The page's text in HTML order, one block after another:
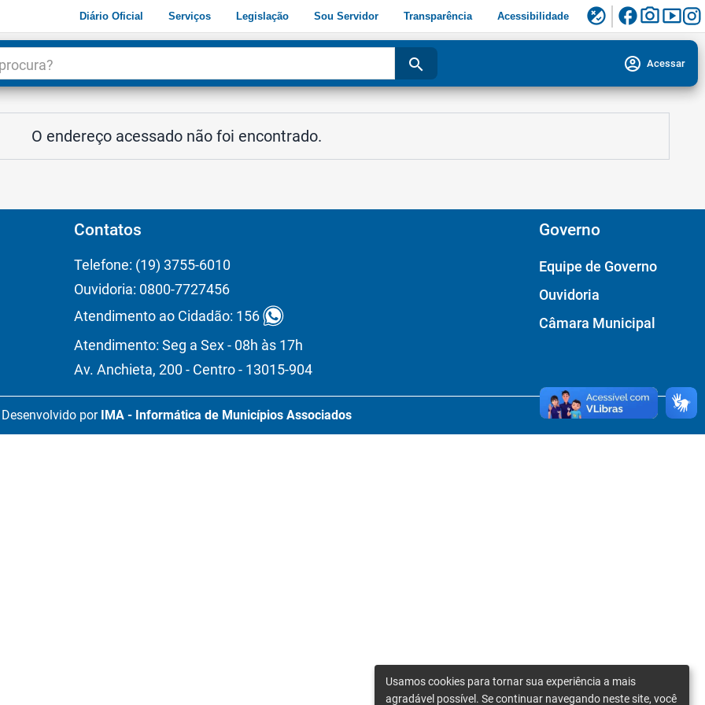
Diário Oficial Serviços Legislação Sou Servidor Transparência Acessibilidade flaky facebookphoto_camerasmart_display
search account_circle Acessar
O endereço acessado não foi encontrado.
Contatos
Telefone: (19) 3755-6010
Ouvidoria: 0800-7727456
Atendimento ao Cidadão: 156
Atendimento: Seg a Sex - 08h às 17h
Av. Anchieta, 200 - Centro - 13015-904
Governo
Equipe de Governo
Ouvidoria
Câmara Municipal
Desenvolvido por IMA - Informática de Municípios Associados
Usamos cookies para tornar sua experiência a mais
agradável possível. Se continuar navegando neste site, você